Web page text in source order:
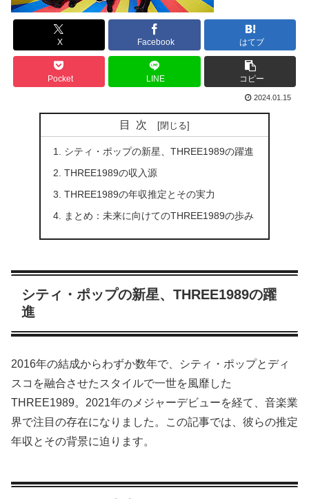
X Facebook はてブ
Pocket LINE コピー
2024.01.15
目次
シティ・ポップの新星、THREE1989の躍進
THREE1989の収入源
THREE1989の年収推定とその実力
まとめ：未来に向けてのTHREE1989の歩み
シティ・ポップの新星、THREE1989の躍
進
2016年の結成からわずか数年で、シティ・ポップとディ
スコを融合させたスタイルで一世を風靡した
THREE1989。2021年のメジャーデビューを経て、音楽業
界で注目の存在になりました。この記事では、彼らの推定
年収とその背景に迫ります。